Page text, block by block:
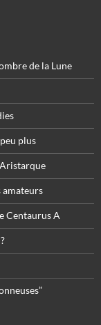
de la Lune
plus
amateurs
Centaurus A